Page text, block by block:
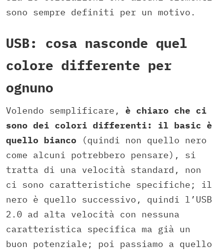
sono sempre definiti per un motivo.
USB: cosa nasconde quel
colore differente per
ognuno
Volendo semplificare,
è chiaro che ci
sono dei colori differenti: il basic è
quello bianco (quindi non quello nero
come alcuni potrebbero pensare), si
tratta di una velocità standard, non
ci sono caratteristiche specifiche; il
nero è quello successivo, quindi l’USB
2.0 ad alta velocità con nessuna
caratteristica specifica ma già un
buon potenziale; poi passiamo a quello